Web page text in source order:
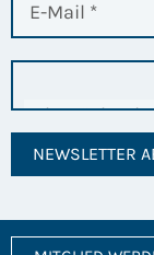
NEWSLETTER